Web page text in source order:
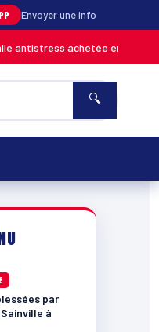
Envoyer une info
achetée en magasin
🔍
par
à